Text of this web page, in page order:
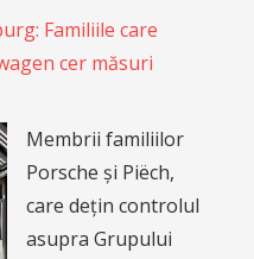
factorilor de decizie
oferind o
de restructurare
vehiculate ar
de mii de locuri de
more »
August 8, 2026 - 2:10